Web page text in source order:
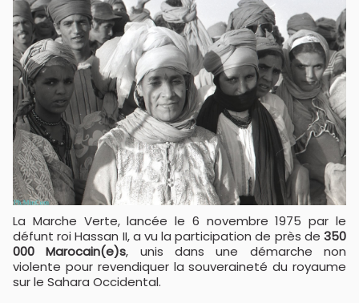
La Marche Verte, lancée le 6 novembre 1975 par le
défunt roi Hassan II, a vu la participation de près de 350
000 Marocain(e)s, unis dans une démarche non
violente pour revendiquer la souveraineté du royaume
sur le Sahara Occidental.